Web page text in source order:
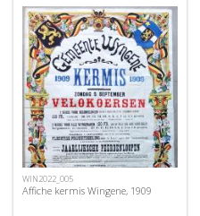
WIN2022_005
Affiche kermis Wingene, 1909